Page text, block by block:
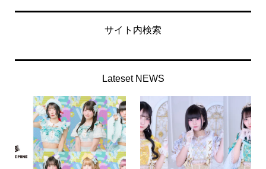
サイト内検索
Lateset NEWS